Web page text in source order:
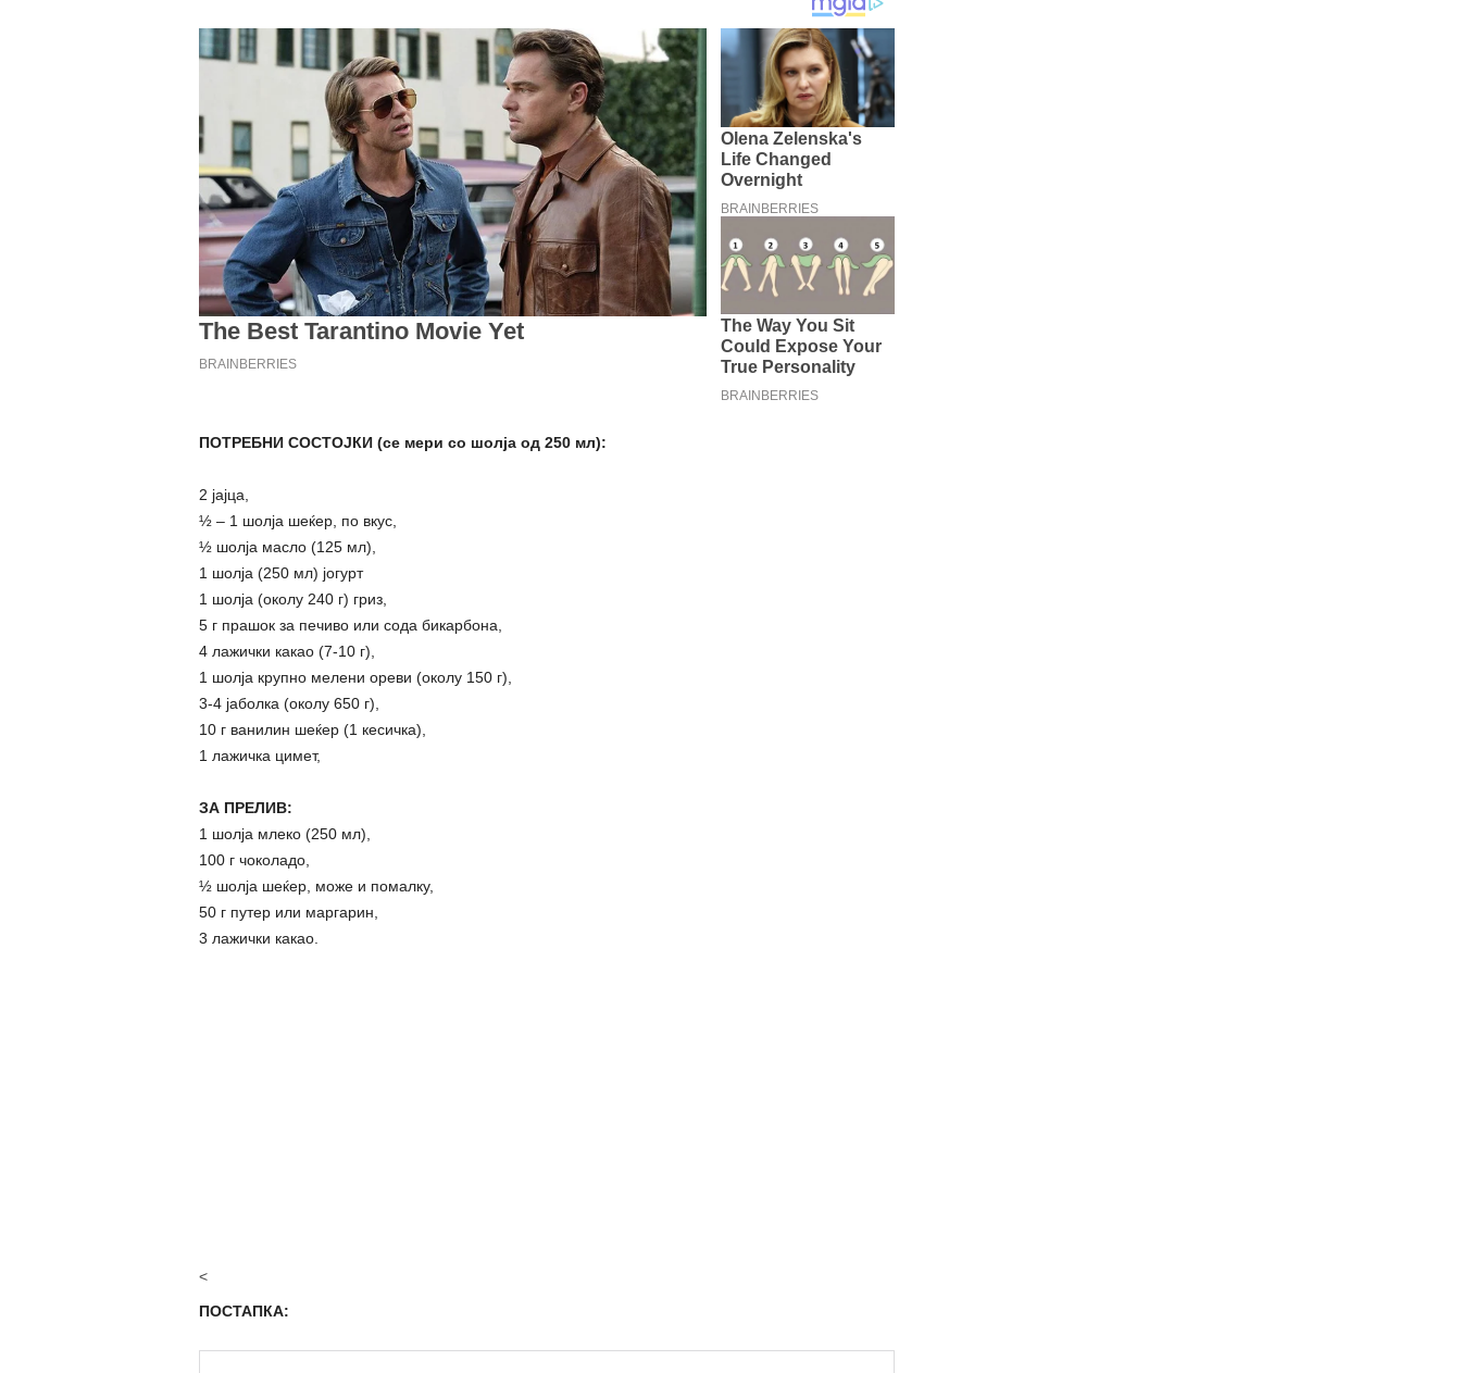
ПОТРЕБНИ СОСТОЈКИ (се мери со шолја од 250 мл):
2 јајца,
½ – 1 шолја шеќер, по вкус,
½ шолја масло (125 мл),
1 шолја (250 мл) јогурт
1 шолја (околу 240 г) гриз,
5 г прашок за печиво или сода бикарбона,
4 лажички какао (7-10 г),
1 шолја крупно мелени ореви (околу 150 г),
3-4 јаболка (околу 650 г),
10 г ванилин шеќер (1 кесичка),
1 лажичка цимет,
ЗА ПРЕЛИВ:
1 шолја млеко (250 мл),
100 г чоколадо,
½ шолја шеќер, може и помалку,
50 г путер или маргарин,
3 лажички какао.
<
ПОСТАПКА: